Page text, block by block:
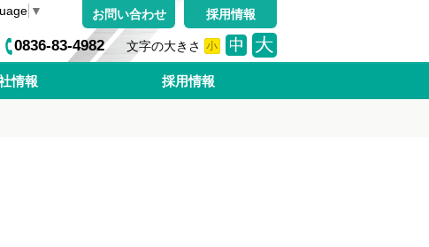
採用情報
お問い合わせ
▼
文字の大きさ
小
中
0836-83-4982
情報 採用情報